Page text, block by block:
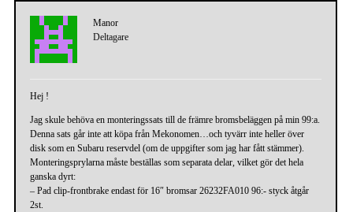
Manor
Deltagare
Hej !
Jag skule behöva en monteringssats till de främre bromsbeläggen på min 99:a.
Denna sats går inte att köpa från Mekonomen…och tyvärr inte heller över
disk som en Subaru reservdel (om de uppgifter som jag har fått stämmer).
Monteringsprylarna måste beställas som separata delar, vilket gör det hela
ganska dyrt:
– Pad clip-frontbrake endast för 16″ bromsar 26232FA010 96:- styck åtgår
2st.